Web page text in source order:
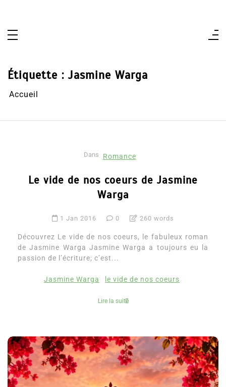
Étiquette : Jasmine Warga
Accueil
Dans Romance
Le vide de nos coeurs de Jasmine
Warga
1 Jan 2016 0 260 words
Découvrez Le vide de nos coeurs, le fabuleux roman
de Jasmine Warga Jasmine Warga a toujours eu la
passion de l’écriture; c’est...
Jasmine Warga le vide de nos coeurs
Lire la suite